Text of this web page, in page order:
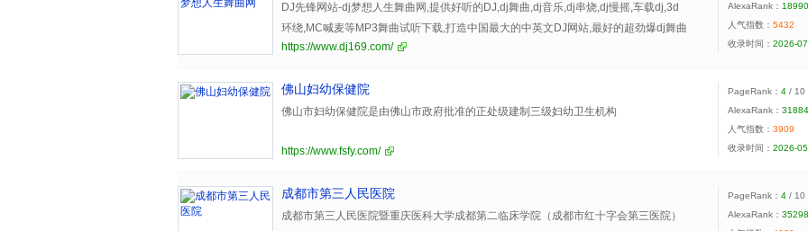
DJ先锋网站-dj梦想人生舞曲网,提供好听的DJ,dj舞曲,dj音乐,dj串烧,dj慢摇,车载dj,3d
环绕,MC喊麦等MP3舞曲试听下载,打造中国最大的中英文DJ网站,最好的超劲爆dj舞曲
尽在就听DJ网原创DJ聚集地分享平台!
https://www.dj169.com/
AlexaRank：
人气指数： 5432
收录时间： 2026-
佛山妇幼保健院
佛山市妇幼保健院是由佛山市政府批准的正处级建制三级妇幼卫生机构
佛山市妇幼保健院是由佛山市政府批准的正处级建制三级妇幼卫生机构，2020年加
究所。通过了广东省三级甲等妇幼保健院评审，在2019年（最新）全国三级公立医院
绩效考核中位列妇产类医院第21名。
https://www.fsfy.com/
PageRank： 4 / 10
AlexaRank：
人气指数： 3909
收录时间： 2026-
成都市第三人民医院
成都市第三人民医院暨重庆医科大学成都第二临床学院（成都市红十字会第三医院）
PageRank： 4 / 10
AlexaRank：